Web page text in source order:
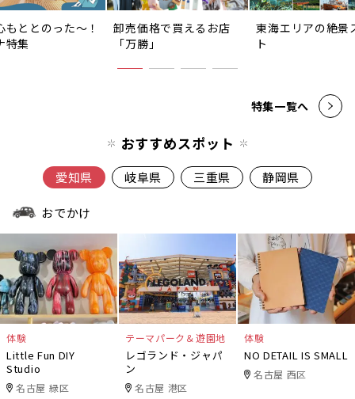
もととのった〜！
特集
卸売価格で買えるお店
「万勝」
東海エリアの絶景
ト
特集一覧へ
おすすめスポット
愛知県 岐阜県 三重県 静岡県
おでかけ
体験
Little Fun DIY
Studio
名古屋 緑区
テーマパーク＆遊園地
レゴランド・ジャパ
ン
名古屋 港区
体験
NO DETAIL IS SMALL
名古屋 西区